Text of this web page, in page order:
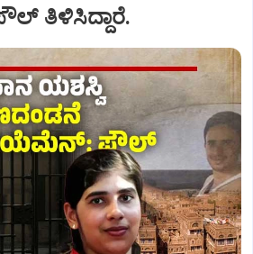
ತಿಳಿಸಿದ್ದಾರೆ.